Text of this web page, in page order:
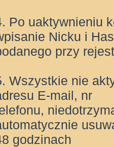
Po uaktywnieniu
Nicku i
przy
Wszystkie nie
E-mail, nr
godzinach